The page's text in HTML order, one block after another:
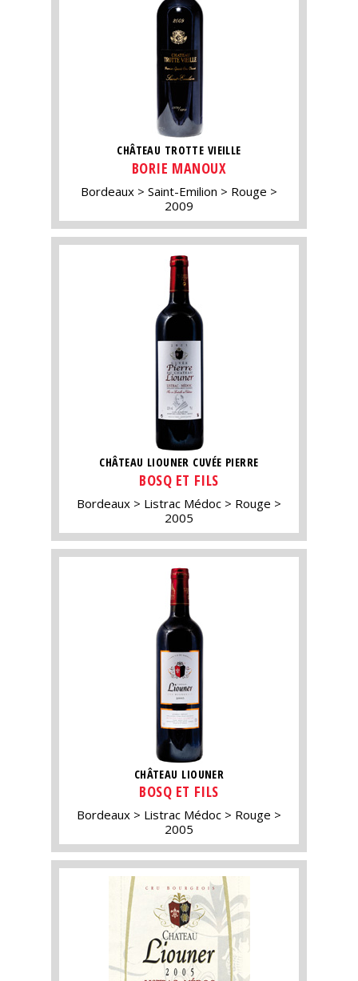
CHÂTEAU TROTTE VIEILLE
BORIE MANOUX
Bordeaux Saint-Emilion
Rouge
2009
CHÂTEAU LIOUNER CUVÉE PIERRE
BOSQ ET FILS
Bordeaux Listrac Médoc
Rouge
2005
CHÂTEAU LIOUNER
BOSQ ET FILS
Bordeaux Listrac Médoc
Rouge
2005